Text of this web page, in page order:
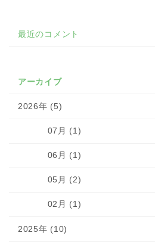
最近のコメント
アーカイブ
2026年 (5)
07月 (1)
06月 (1)
05月 (2)
02月 (1)
2025年 (10)